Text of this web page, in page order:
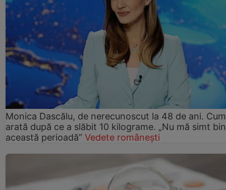
Monica Dascălu, de nerecunoscut la 48 de ani. Cum
arată după ce a slăbit 10 kilograme. „Nu mă simt
această perioadă” Vedete românești